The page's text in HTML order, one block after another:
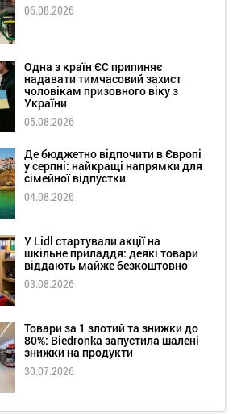
06.08.2026
Одна з країн ЄС припиняє
надавати тимчасовий захист
чоловікам призовного віку з
України
05.08.2026
Де бюджетно відпочити в Європі
у серпні: найкращі напрямки для
сімейної відпустки
04.08.2026
У Lidl стартували акції на
шкільне приладдя: деякі товари
віддають майже безкоштовно
03.08.2026
Товари за 1 злотий та знижки до
80%: Biedronka запустила шалені
знижки на продукти
30.07.2026